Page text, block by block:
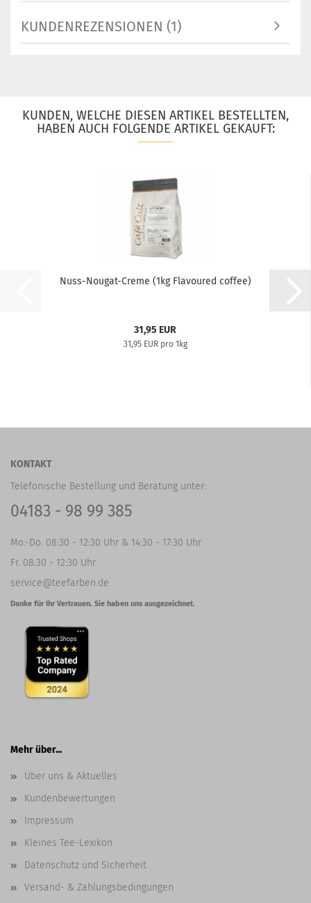
KUNDENREZENSIONEN (1)
KUNDEN, WELCHE DIESEN ARTIKEL BESTELLTEN,
HABEN AUCH FOLGENDE ARTIKEL GEKAUFT:
Nuss-Nougat-Creme (1kg Flavoured coffee)
31,95 EUR
31,95 EUR pro 1kg
KONTAKT
Telefonische Bestellung und Beratung unter:
04183 - 98 99 385
Mo.-Do. 08:30 - 12:30 Uhr & 14:30 - 17:30 Uhr
Fr. 08:30 - 12:30 Uhr
service@teefarben.de
Danke für Ihr Vertrauen. Sie haben uns ausgezeichnet.
Mehr über...
Über uns & Aktuelles
Kundenbewertungen
Impressum
Kleines Tee-Lexikon
Datenschutz und Sicherheit
Versand- & Zahlungsbedingungen